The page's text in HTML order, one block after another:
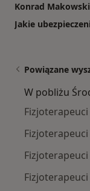
Konrad
Jakie
Powiązane
W pobliżu